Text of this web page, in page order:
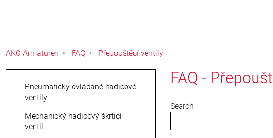
AKO Armaturen FAQ Přepouštěcí ventily
Pneumaticky ovládané hadicové
ventily
Mechanický hadicový škrticí
ventil
FAQ -
Search